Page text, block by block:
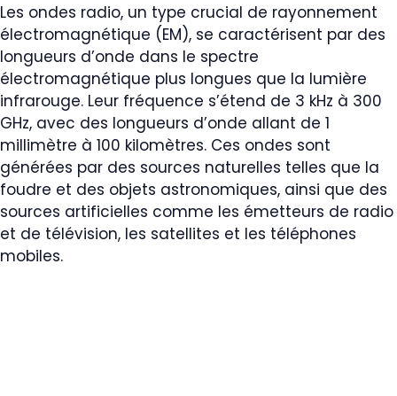
Les ondes radio, un type crucial de rayonnement
électromagnétique (EM), se caractérisent par des
longueurs d’onde dans le spectre
électromagnétique plus longues que la lumière
infrarouge. Leur fréquence s’étend de 3 kHz à 300
GHz, avec des longueurs d’onde allant de 1
millimètre à 100 kilomètres. Ces ondes sont
générées par des sources naturelles telles que la
foudre et des objets astronomiques, ainsi que des
sources artificielles comme les émetteurs de radio
et de télévision, les satellites et les téléphones
mobiles.